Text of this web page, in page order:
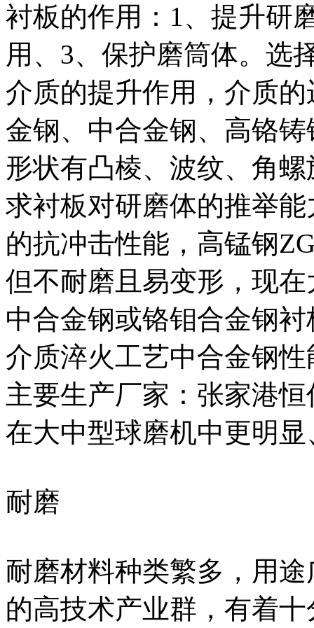
衬板的作用：1、提升研
用、3、保护磨筒体。选
介质的提升作用，介质
金钢、中合金钢、高铬
形状有凸棱、波纹、角
求衬板对研磨体的推举
的抗冲击性能，高锰钢
但不耐磨且易变形，现
中合金钢或铬钼合金钢
介质淬火工艺中合金钢
主要生产厂家：张家港
在大中型球磨机中更明
耐磨
耐磨材料种类繁多，用
的高技术产业群，有着